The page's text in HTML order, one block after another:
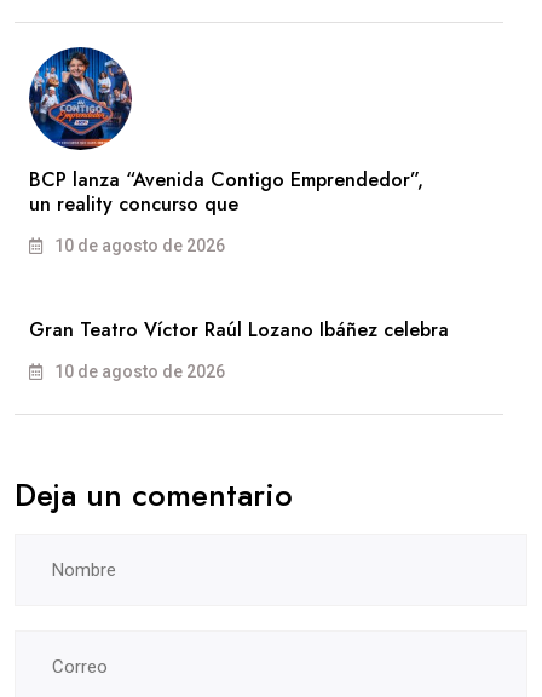
BCP lanza “Avenida Contigo Emprendedor”,
un reality concurso que
10 de agosto de 2026
Gran Teatro Víctor Raúl Lozano Ibáñez celebra
10 de agosto de 2026
Deja un comentario